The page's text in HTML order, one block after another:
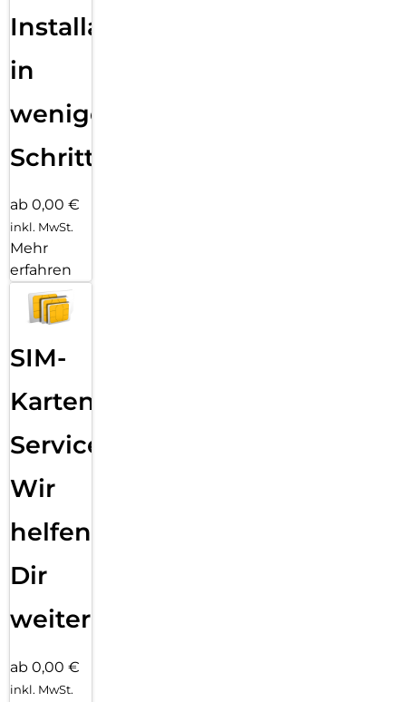
Installation
in
wenigen
Schritten
ab 0,00 €
inkl. MwSt.
Mehr
erfahren
SIM-
Karten
Service:
Wir
helfen
Dir
weiter
ab 0,00 €
inkl. MwSt.